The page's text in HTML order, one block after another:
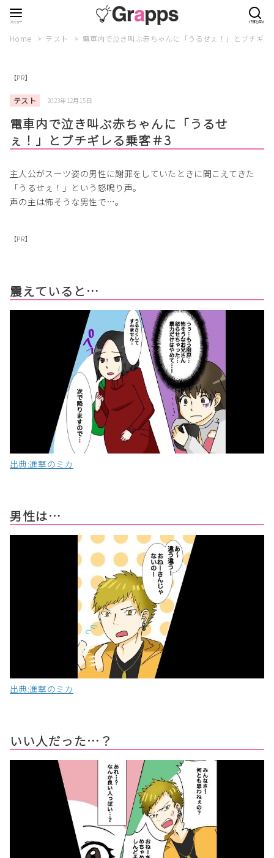
Home テスト 電車内で泣き叫ぶ赤ちゃんに「うるせぇ！」とブチギレ
【PR】
テスト 2023年12月15日
電車内で泣き叫ぶ赤ちゃんに「うるせ
ぇ！」とブチギレる乗客＃3
主人公がスーツ姿の男性に謝罪をしていたときに聞こえてきた
「うるせぇ！」という怒鳴り声。
声の主は怖そうな男性で…。
【PR】
震えていると…
出典:進撃のミカ
男性は…
出典:進撃のミカ
いい人だった…？